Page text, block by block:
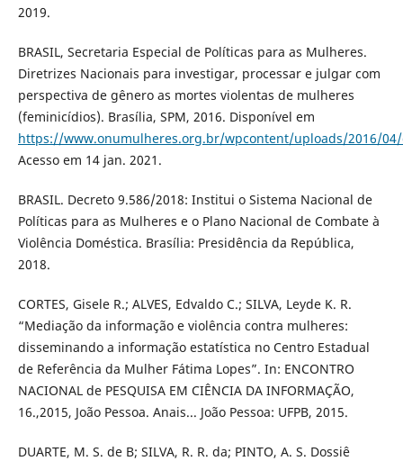
2019.
BRASIL, Secretaria Especial de Políticas para as Mulheres.
Diretrizes Nacionais para investigar, processar e julgar com
perspectiva de gênero as mortes violentas de mulheres
(feminicídios). Brasília, SPM, 2016. Disponível em
https://www.onumulheres.org.br/wpcontent/uploads/2016/
Acesso em 14 jan. 2021.
BRASIL. Decreto 9.586/2018: Institui o Sistema Nacional de
Políticas para as Mulheres e o Plano Nacional de Combate à
Violência Doméstica. Brasília: Presidência da República,
2018.
CORTES, Gisele R.; ALVES, Edvaldo C.; SILVA, Leyde K. R.
“Mediação da informação e violência contra mulheres:
disseminando a informação estatística no Centro Estadual
de Referência da Mulher Fátima Lopes”. In: ENCONTRO
NACIONAL de PESQUISA EM CIÊNCIA DA INFORMAÇÃO,
16.,2015, João Pessoa. Anais... João Pessoa: UFPB, 2015.
DUARTE, M. S. de B; SILVA, R. R. da; PINTO, A. S. Dossiê